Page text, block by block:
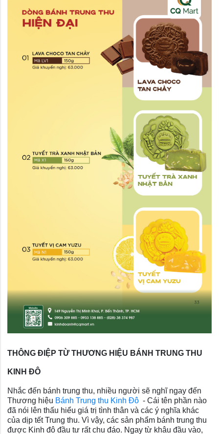
THÔNG ĐIỆP TỪ THƯƠNG HIỆU BÁNH TRUNG THU
KINH ĐÔ
Nhắc đến bánh trung thu, nhiều người sẽ nghĩ ngay đến
Thương hiệu Bánh Trung thu Kinh Đô - Cái tên phần nào
đã nói lên thấu hiểu giá trị tình thân và các ý nghĩa khác
của dịp tết Trung thu. Vì vậy, các sản phẩm bánh trung thu
được Kinh đô đầu tư rất chu đáo. Ngay từ khâu đầu vào,